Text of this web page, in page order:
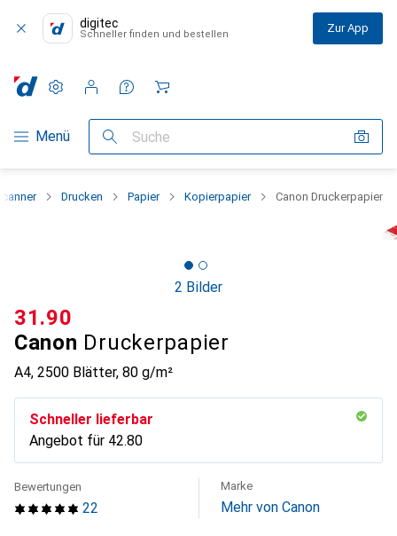
digitec
Schneller finden und bestellen Zur App
Navigation nach Kategorien
Menü Suche
Einstellungen
Kundenkonto
Vergleichslisten
Merklisten
Warenkorb
Drucken Papier Kopierpapier Canon Druckerpapier
2 Bilder
Canon Druckerpapier
A4, 2500 Blätter, 80 g/m²
CHF
31.90
Schneller lieferbar
Angebot für CHF
42.80
22
Bewertungen Marke
Mehr von Canon